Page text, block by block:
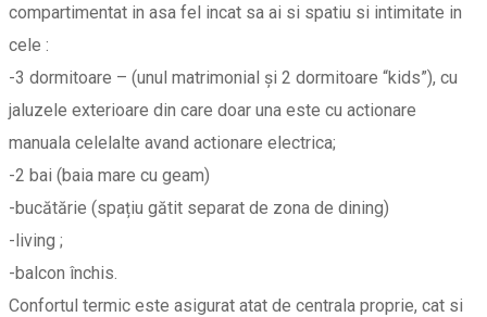
compartimentat in asa fel incat sa ai si spatiu si intimitate in
cele :
-3 dormitoare – (unul matrimonial și 2 dormitoare “kids”), cu
jaluzele exterioare din care doar una este cu actionare
manuala celelalte avand actionare electrica;
-2 bai (baia mare cu geam)
-bucătărie (spațiu gătit separat de zona de dining)
-living ;
-balcon închis.
Confortul termic este asigurat atat de centrala proprie, cat si